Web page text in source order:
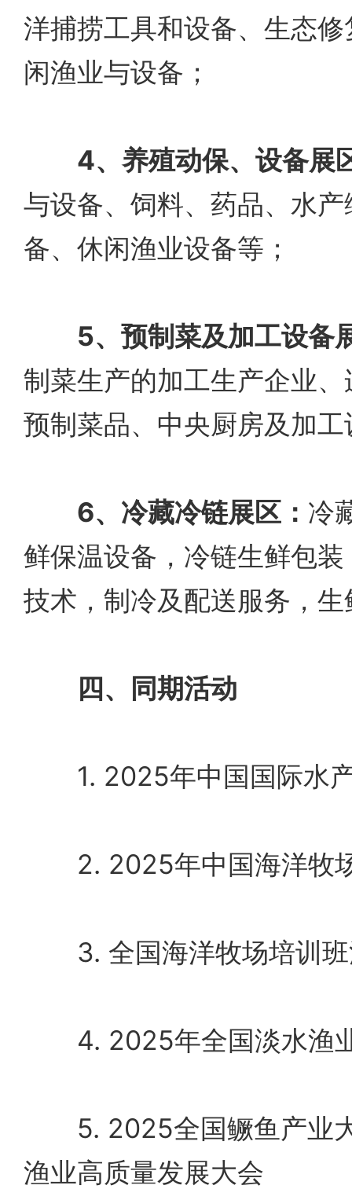
洋捕捞工具和设备、生态
闲渔业与设备；
4、养殖动保、设备展
与设备、饲料、药品、水
备、休闲渔业设备等；
5、预制菜及加工设备
制菜生产的加工生产企业
预制菜品、中央厨房及加
6、冷藏冷链展区： 冷
鲜保温设备，冷链生鲜包
技术，制冷及配送服务，
四、同期活动
1. 2025年中国国际水产
2. 2025年中国海洋牧
3. 全国海洋牧场培训班
4. 2025年全国淡水渔
5. 2025全国鳜鱼产业
渔业高质量发展大会